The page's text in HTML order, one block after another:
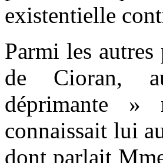
existentielle
Parmi les
de Cioran,
déprimante »
connaissait lui
dont parlait